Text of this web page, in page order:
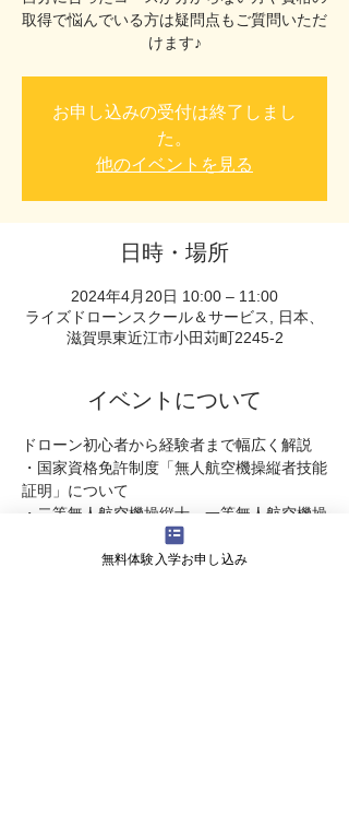
取得で悩んでいる方は疑問点もご質問いただ
お申し込みの受付は終了しまし
た。
他のイベントを見る
日時・場所
2024年4月20日 10:00 – 11:00
ライズドローンスクール＆サービス, 日本、
滋賀県東近江市小田苅町2245-2
イベントについて
ドローン初心者から経験者まで幅広く解説
・国家資格免許制度「無人航空機操縦者技能
証明」について
・二等無人航空機操縦士、一等無人航空機操
・民間ライセンスのご説明
無料体験入学お申し込み